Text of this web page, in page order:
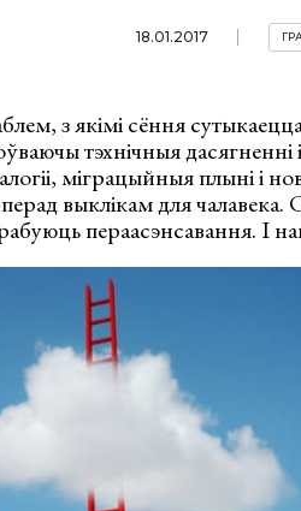
18.01.2017
з якімі сёння
тэхнічныя дасягненні
міграцыйныя плыні і
выклікам для чалавека.
пераасэнсавання. І